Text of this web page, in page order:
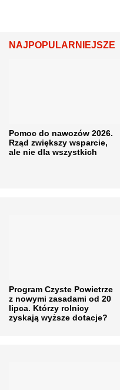
NAJPOPULARNIEJSZE
Pomoc do nawozów 2026.
Rząd zwiększy wsparcie,
ale nie dla wszystkich
Program Czyste Powietrze
z nowymi zasadami od 20
lipca. Którzy rolnicy
zyskają wyższe dotacje?